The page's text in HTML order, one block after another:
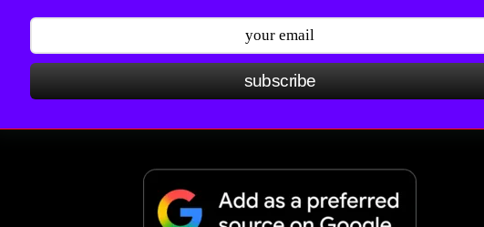
subscribe